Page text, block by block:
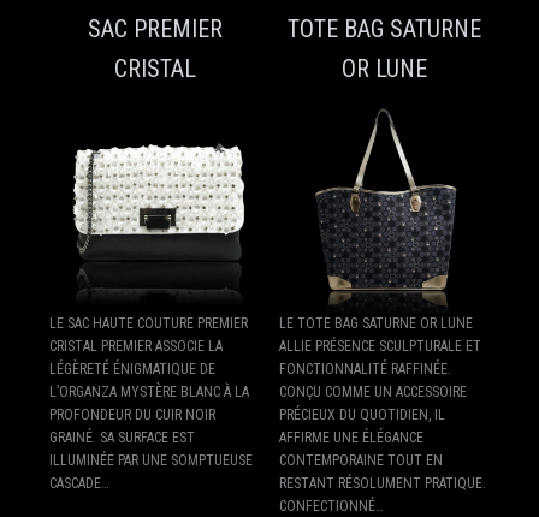
SAC PREMIER
CRISTAL
LE SAC HAUTE COUTURE PREMIER
CRISTAL PREMIER ASSOCIE LA
LÉGÈRETÉ ÉNIGMATIQUE DE
L’ORGANZA MYSTÈRE BLANC À LA
PROFONDEUR DU CUIR NOIR
GRAINÉ. SA SURFACE EST
ILLUMINÉE PAR UNE SOMPTUEUSE
CASCADE…
TOTE BAG SATURNE
OR LUNE
LE TOTE BAG SATURNE OR LUNE
ALLIE PRÉSENCE SCULPTURALE ET
FONCTIONNALITÉ RAFFINÉE.
CONÇU COMME UN ACCESSOIRE
PRÉCIEUX DU QUOTIDIEN, IL
AFFIRME UNE ÉLÉGANCE
CONTEMPORAINE TOUT EN
RESTANT RÉSOLUMENT PRATIQUE.
CONFECTIONNÉ…